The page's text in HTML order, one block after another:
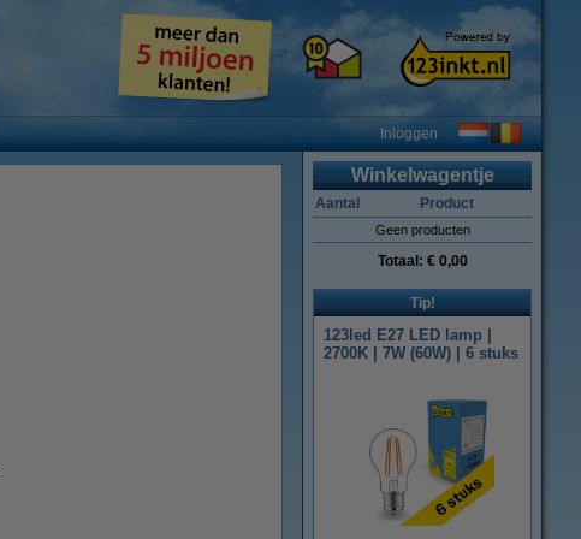
Inloggen
Winkelwagentje
Aantal Product
Geen producten
Totaal: € 0,00
Tip!
123led E27 LED lamp |
2700K | 7W (60W) | 6 stuks